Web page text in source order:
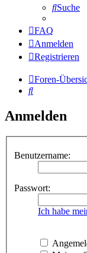
Suche
FAQ
Anmelden
Registrieren
Foren-
Suche
Anmelden
Benutzername:
Passwort:
Ich habe